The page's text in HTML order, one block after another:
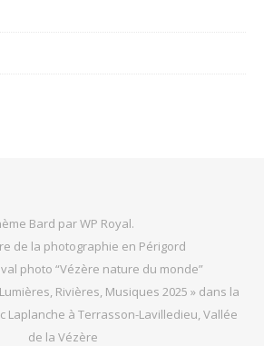
Bard parWP Royal.
de la photographie en Périgord
photo “Vézère nature du monde”
Rivières, Musiques 2025 » dans la
Laplanche à Terrasson-Lavilledieu, Vallée
de la Vézère